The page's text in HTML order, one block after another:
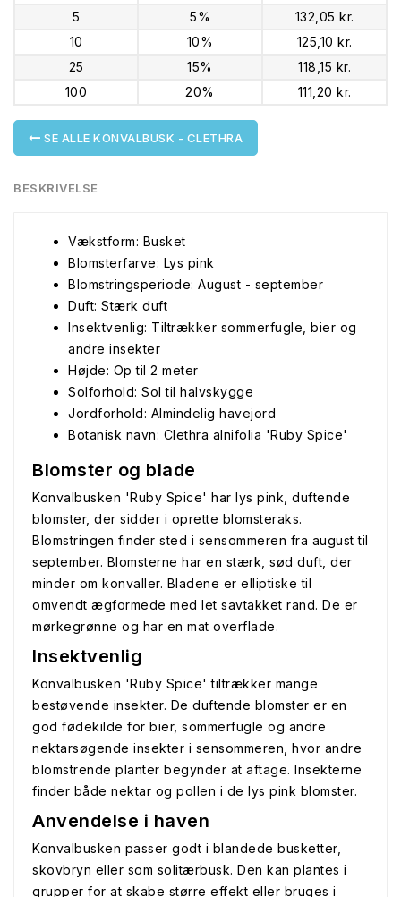
5
5%
132,05 kr.
10
10%
125,10 kr.
25
15%
118,15 kr.
100
20% 111,20 kr.
SE ALLE KONVALBUSK - CLETHRA
BESKRIVELSE
Vækstform: Busket
Blomsterfarve: Lys pink
Blomstringsperiode: August - september
Duft: Stærk duft
Insektvenlig: Tiltrækker sommerfugle, bier og
andre insekter
Højde: Op til 2 meter
Solforhold: Sol til halvskygge
Jordforhold: Almindelig havejord
Botanisk navn: Clethra alnifolia 'Ruby Spice'
Blomster og blade
Konvalbusken 'Ruby Spice' har lys pink, duftende
blomster, der sidder i oprette blomsteraks.
Blomstringen finder sted i sensommeren fra august til
september. Blomsterne har en stærk, sød duft, der
minder om konvaller. Bladene er elliptiske til
omvendt ægformede med let savtakket rand. De er
mørkegrønne og har en mat overflade.
Insektvenlig
Konvalbusken 'Ruby Spice' tiltrækker mange
bestøvende insekter. De duftende blomster er en
god fødekilde for bier, sommerfugle og andre
nektarsøgende insekter i sensommeren, hvor andre
blomstrende planter begynder at aftage. Insekterne
finder både nektar og pollen i de lys pink blomster.
Anvendelse i haven
Konvalbusken passer godt i blandede busketter,
skovbryn eller som solitærbusk. Den kan plantes i
grupper for at skabe større effekt eller bruges i